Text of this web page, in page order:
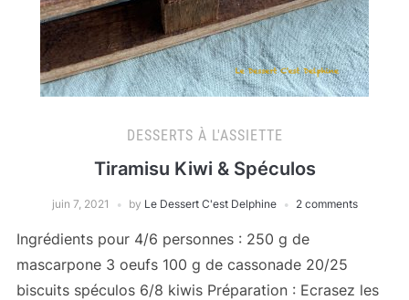
DESSERTS À L'ASSIETTE
Tiramisu Kiwi & Spéculos
juin 7, 2021 by Le Dessert C'est Delphine 2 comments
Ingrédients pour 4/6 personnes : 250 g de
mascarpone 3 oeufs 100 g de cassonade 20/25
biscuits spéculos 6/8 kiwis Préparation : Ecrasez les